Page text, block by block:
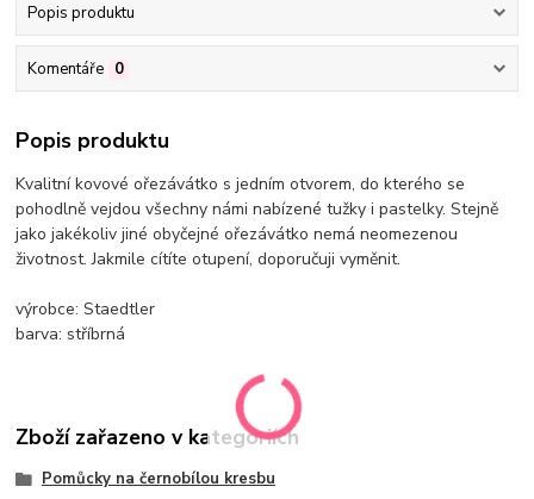
Popis produktu
Komentáře 0
Popis produktu
Kvalitní kovové ořezávátko s jedním otvorem, do kterého se
pohodlně vejdou všechny námi nabízené tužky i pastelky. Stejně
jako jakékoliv jiné obyčejné ořezávátko nemá neomezenou
životnost. Jakmile cítíte otupení, doporučuji vyměnit.
výrobce: Staedtler
barva: stříbrná
Zboží zařazeno v kategoriích
Pomůcky na černobílou kresbu